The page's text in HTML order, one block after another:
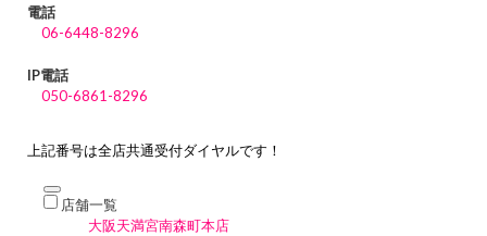
電話
06-6448-8296
IP電話
050-6861-8296
上記番号は全店共通受付ダイヤルです！
店舗一覧
大阪天満宮南森町本店